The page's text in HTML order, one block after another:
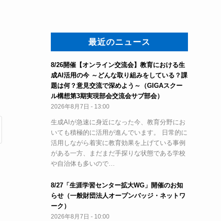
最近のニュース
8/26開催【オンライン交流会】教育における生
成AI活用の今 ～どんな取り組みをしている？課
題は何？意見交流で深めよう～（GIGAスクー
ル構想第3期実現部会交流会サブ部会）
2026年8月7日 - 13:00
生成AIが急速に身近になった今、教育分野にお
いても積極的に活用が進んでいます。 日常的に
活用しながら着実に教育効果を上げている事例
がある一方、まだまだ手探りな状態である学校
や自治体も多いので…
8/27「生涯学習センター拡大WG」開催のお知
らせ（一般財団法人オープンバッジ・ネットワ
ーク）
2026年8月7日 - 10:00